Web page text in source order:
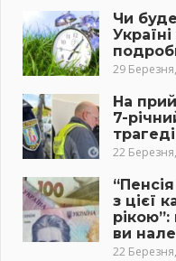
Чи
29
На
7-
22
з цієї
ви
22